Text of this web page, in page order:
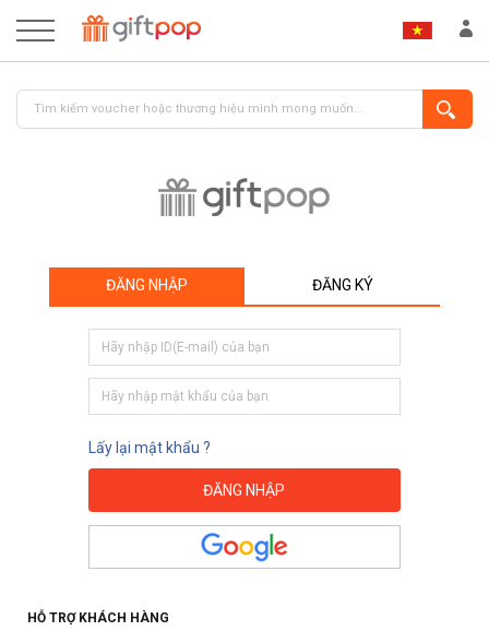
ĐĂNG NHẬP ĐĂNG KÝ
Lấy lại mật khẩu ?
HỖ TRỢ KHÁCH HÀNG